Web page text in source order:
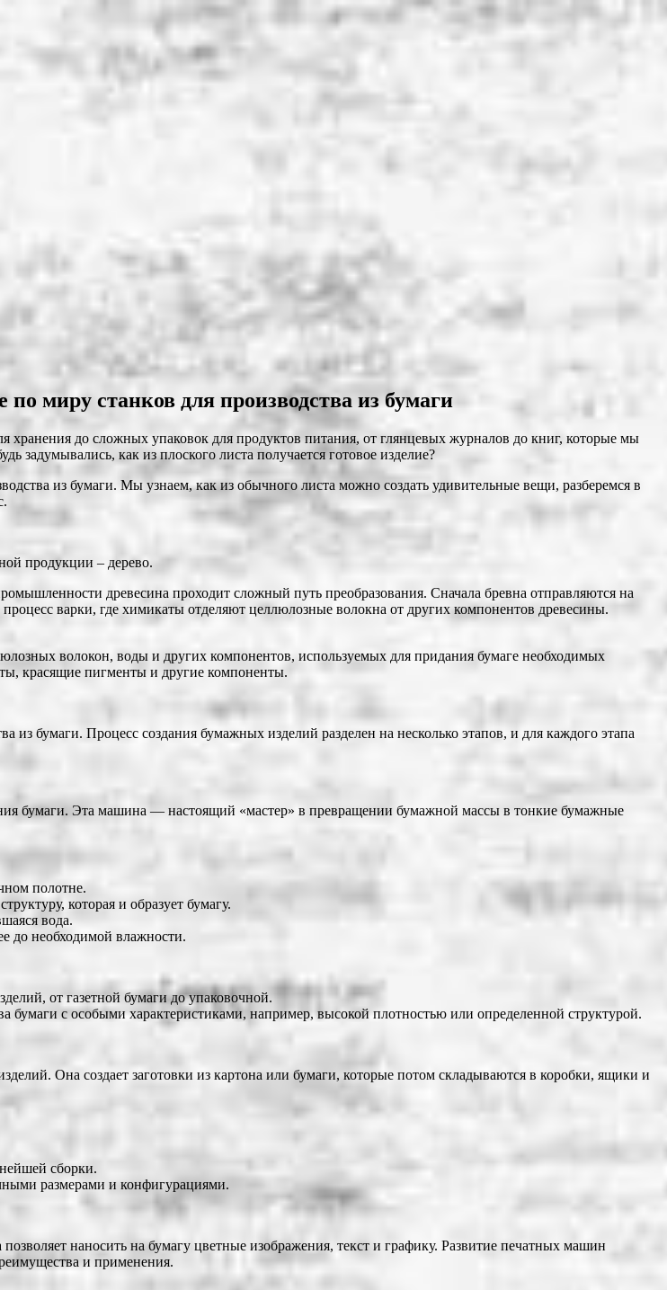
миру станков для производства из бумаги
до сложных упаковок для продуктов питания, от глянцевых журналов до книг, которые мы
задумывались, как из плоского листа получается готовое изделие?
из бумаги. Мы узнаем, как из обычного листа можно создать удивительные вещи, разберемся в
продукции – дерево.
древесина проходит сложный путь преобразования. Сначала бревна отправляются на
варки, где химикаты отделяют целлюлозные волокна от других компонентов древесины.
волокон, воды и других компонентов, используемых для придания бумаге необходимых
красящие пигменты и другие компоненты.
из бумаги. Процесс создания бумажных изделий разделен на несколько этапов, и для каждого этапа
бумаги. Эта машина — настоящий «мастер» в превращении бумажной массы в тонкие бумажные
полотне.
которая и образует бумагу.
вода.
до необходимой влажности.
от газетной бумаги до упаковочной.
с особыми характеристиками, например, высокой плотностью или определенной структурой.
Она создает заготовки из картона или бумаги, которые потом складываются в коробки, ящики и
сборки.
размерами и конфигурациями.
наносить на бумагу цветные изображения, текст и графику. Развитие печатных машин
и применения.